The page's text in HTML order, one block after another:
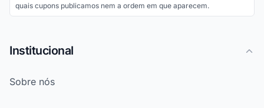
quais cupons publicamos nem a ordem em que aparecem.
Institucional
Sobre nós